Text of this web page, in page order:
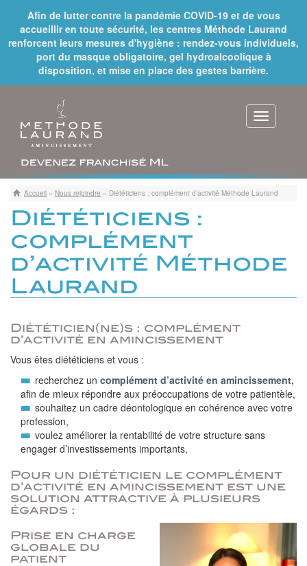
Afin de lutter contre la pandémie COVID-19 et de vous
accueillir en toute sécurité, les centres Méthode Laurand
renforcent leurs mesures d'hygiène : rendez-vous individuels,
port du masque obligatoire, gel hydroalcoolique à
disposition, et mise en place des gestes barrière.
Toggle
Accueil » Nous rejoindre » Diététiciens : complément d’activité Méthode Laurand
Diététiciens :
complément
d’activité Méthode
Laurand
Diététicien(ne)s : complément
d’activité en amincissement
Vous êtes diététiciens et vous :
recherchez un complément d’activité en amincissement,
afin de mieux répondre aux préoccupations de votre patientèle,
souhaitez un cadre déontologique en cohérence avec votre
profession,
voulez améliorer la rentabilité de votre structure sans
engager d’investissements importants,
Pour un diététicien le complément
d’activité en amincissement est une
solution attractive à plusieurs
égards :
Prise en charge
globale du
patient